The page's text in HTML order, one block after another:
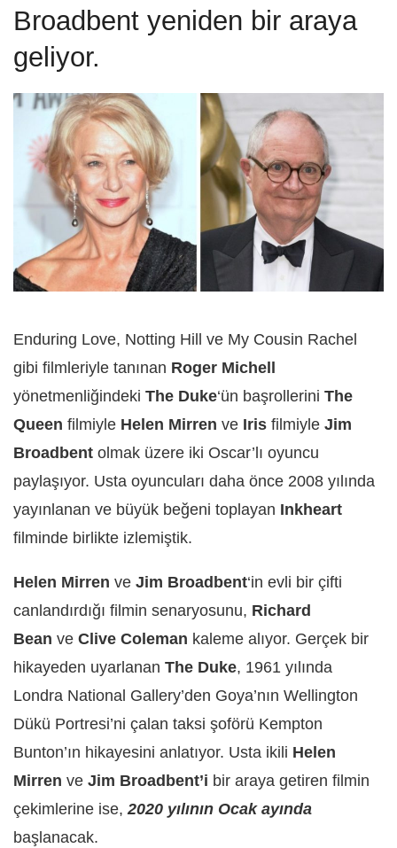
Broadbent yeniden bir araya
geliyor.
Enduring Love, Notting Hill ve My Cousin Rachel
gibi filmleriyle tanınan Roger Michell
yönetmenliğindeki The Duke‘ün başrollerini The
Queen filmiyle Helen Mirren ve Iris filmiyle Jim
Broadbent olmak üzere iki Oscar’lı oyuncu
paylaşıyor. Usta oyuncuları daha önce 2008 yılında
yayınlanan ve büyük beğeni toplayan Inkheart
filminde birlikte izlemiştik.
Helen Mirren ve Jim Broadbent‘in evli bir çifti
canlandırdığı filmin senaryosunu, Richard
Bean ve Clive Coleman kaleme alıyor. Gerçek bir
hikayeden uyarlanan The Duke, 1961 yılında
Londra National Gallery’den Goya’nın Wellington
Dükü Portresi’ni çalan taksi şoförü Kempton
Bunton’ın hikayesini anlatıyor. Usta ikili Helen
Mirren ve Jim Broadbent’i bir araya getiren filmin
çekimlerine ise,2020 yılının Ocak ayında
başlanacak.